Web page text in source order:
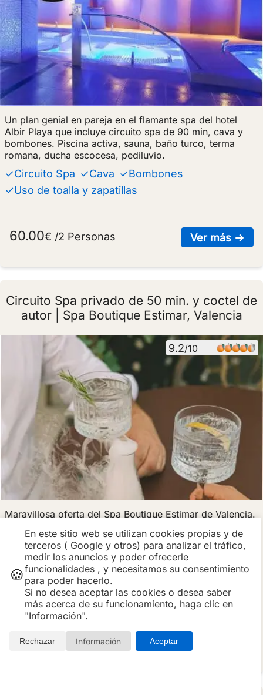
Un plan genial en pareja en el flamante spa del hotel
Albir Playa que incluye circuito spa de 90 min, cava y
bombones. Piscina activa, sauna, baño turco, terma
romana, ducha escocesa, pediluvio.
✓Circuito Spa ✓Cava ✓Bombones
✓Uso de toalla y zapatillas
Ver más →
60.00€ /2 Personas
Circuito Spa privado de 50 min. y coctel de
autor | Spa Boutique Estimar, Valencia
9.2/10
Maravillosa oferta del Spa Boutique Estimar de Valencia.
en pareja y luego completar la experiencia con unos
cocteles de autor, no sabríamos decir cual es mas
apetitoso.
✓Circuito Privado ✓Agua y fruta
✓Coctel de autor
100.00€ /2 Personas
🍪
En este sitio web se utilizan cookies propias y de
terceros ( Google y otros) para analizar el tráfico,
medir los anuncios y poder ofrecerle
funcionalidades , y necesitamos su consentimiento
para poder hacerlo.
Si no desea aceptar las cookies o desea saber
más acerca de su funcionamiento, haga clic en
"Información".
Rechazar Información Aceptar